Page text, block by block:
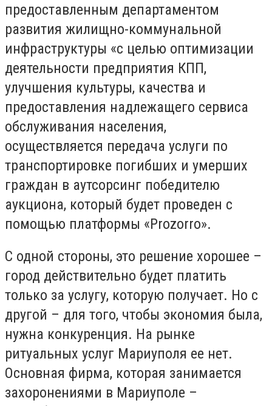
предоставленным департаментом
развития жилищно-коммунальной
инфраструктуры «с целью оптимизации
деятельности предприятия КПП,
улучшения культуры, качества и
предоставления надлежащего сервиса
обслуживания населения,
осуществляется передача услуги по
транспортировке погибших и умерших
граждан в аутсорсинг победителю
аукциона, который будет проведен с
помощью платформы «Рrozorrо».
С одной стороны, это решение хорошее –
город действительно будет платить
только за услугу, которую получает. Но с
другой – для того, чтобы экономия была,
нужна конкуренция. На рынке
ритуальных услуг Мариуполя ее нет.
Основная фирма, которая занимается
захоронениями в Мариуполе –